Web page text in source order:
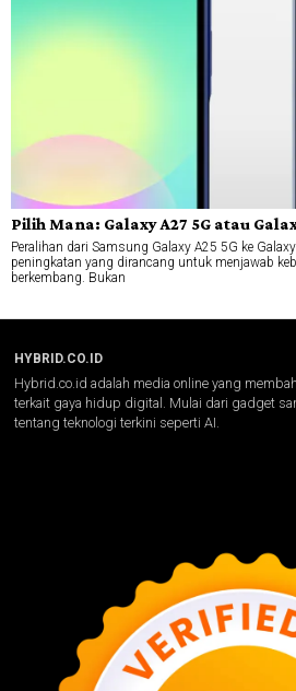
Pilih Mana: Galaxy A27 5G atau
Peralihan dari Samsung Galaxy A25 5G ke
peningkatan yang dirancang untuk menjawab
berkembang. Bukan
HYBRID.CO.ID
Hybrid.co.id adalah media online yang
terkait gaya hidup digital. Mulai dari gadget
tentang teknologi terkini seperti AI.